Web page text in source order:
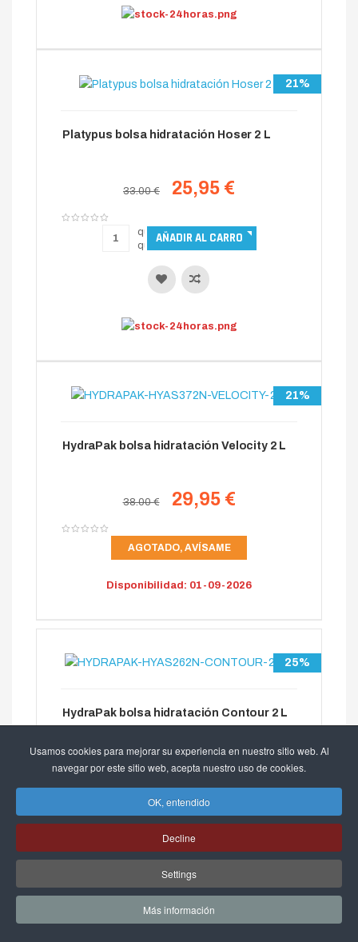
Usamos cookies para mejorar su experiencia en nuestro sitio web. Al
navegar por este sitio web, acepta nuestro uso de cookies.
OK, entendido
Decline
Settings
Más información
21%
Platypus bolsa hidratación Hoser 2 L
33.00 € 25,95 €
21%
HydraPak bolsa hidratación Velocity 2 L
38.00 € 29,95 €
AGOTADO, AVÍSAME
Disponibilidad: 01-09-2026
25%
HydraPak bolsa hidratación Contour 2 L
43.00 € 32,25 €